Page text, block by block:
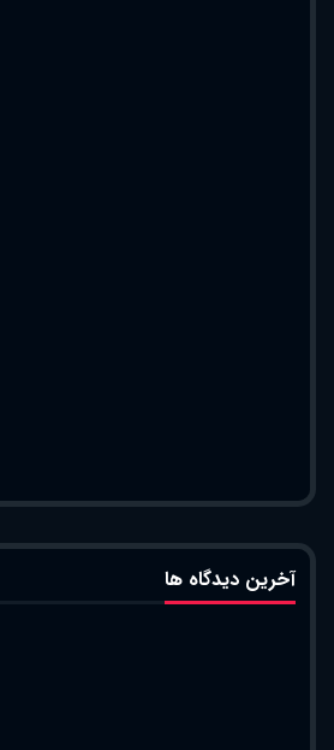
آخرین دیدگاه ها